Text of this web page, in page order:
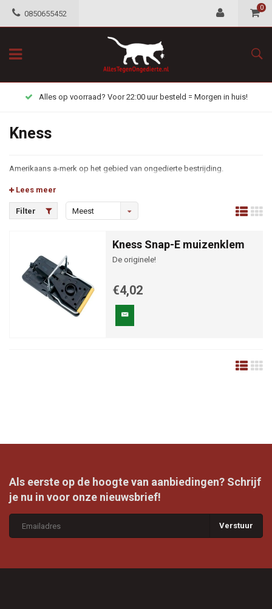
0850655452
0
Alles op voorraad? Voor 22:00 uur besteld = Morgen in huis!
Kness
Amerikaans a-merk op het gebied van ongedierte bestrijding.
Lees meer
Filter
Meest
Kness Snap-E muizenklem
De originele!
€4,02
Als eerste op de hoogte van aanbiedingen? Schrijf
je nu in voor onze nieuwsbrief!
Verstuur